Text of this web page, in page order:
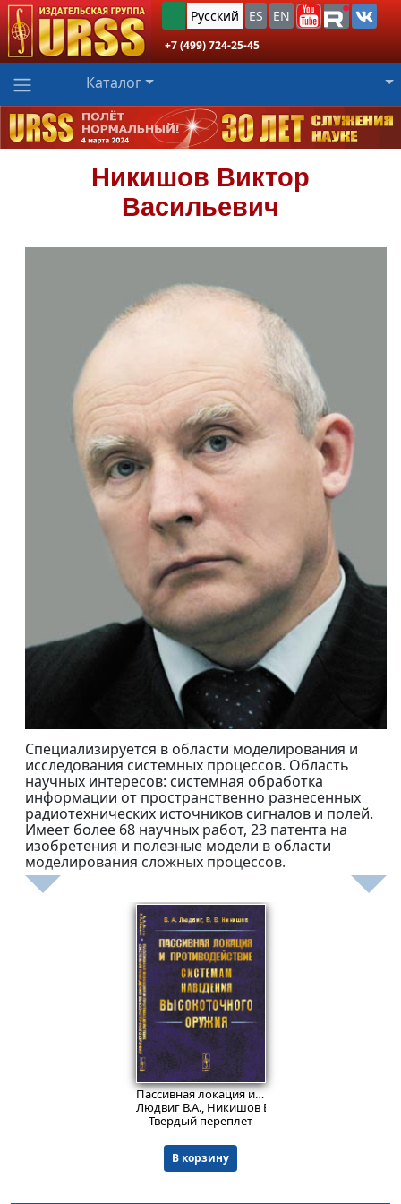
Русский ES EN
+7 (499) 724-25-45
Каталог
Никишов Виктор
Васильевич
Специализируется в области моделирования и
исследования системных процессов. Область
научных интересов: системная обработка
информации от пространственно разнесенных
радиотехнических источников сигналов и полей.
Имеет более 68 научных работ, 23 патента на
изобретения и полезные модели в области
моделирования сложных процессов.
2269 ₽
Пассивная локация и противодействие системам наведения высокоточного оружия.
Людвиг В.А., Никишов В.В.
Твердый переплет
В корзину